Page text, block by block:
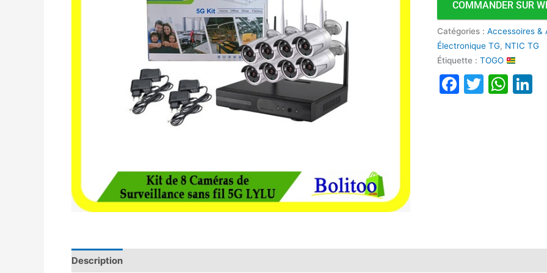
5G
LYLU
COMMANDER SUR
Catégories :Accessoires &
Électronique TG, NTIC TG
Étiquette :TOGO
Description